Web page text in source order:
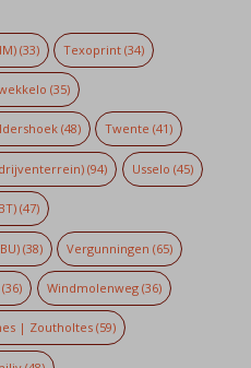
(33) Texoprint (34)
(35)
(48) Twente (41)
(94) Usselo (45)
(47)
(38) Vergunningen (65)
(36) Windmolenweg(36)
| Zoutholtes (59)